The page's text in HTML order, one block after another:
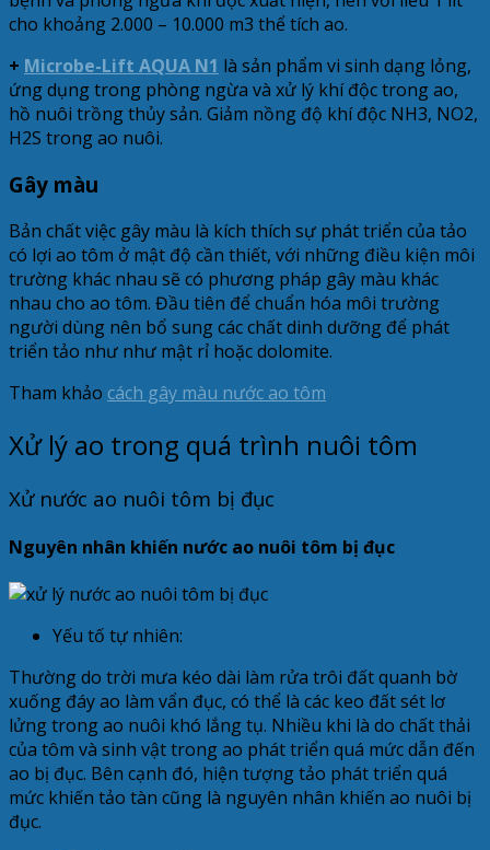
cho khoảng 2.000 – 10.000 m3 thể tích ao.
+ Microbe-Lift AQUA N1 là sản phẩm vi sinh dạng lỏng,
ứng dụng trong phòng ngừa và xử lý khí độc trong ao,
hồ nuôi trồng thủy sản. Giảm nồng độ khí độc NH3, NO2,
H2S trong ao nuôi.
Gây màu
Bản chất việc gây màu là kích thích sự phát triển của tảo
có lợi ao tôm ở mật độ cần thiết, với những điều kiện môi
trường khác nhau sẽ có phương pháp gây màu khác
nhau cho ao tôm. Đầu tiên để chuẩn hóa môi trường
người dùng nên bổ sung các chất dinh dưỡng để phát
triển tảo như như mật rỉ hoặc dolomite.
Tham khảo cách gây màu nước ao tôm
Xử lý ao trong quá trình nuôi tôm
Xử nước ao nuôi tôm bị đục
Nguyên nhân khiến nước ao nuôi tôm bị đục
Yếu tố tự nhiên:
Thường do trời mưa kéo dài làm rửa trôi đất quanh bờ
xuống đáy ao làm vẩn đục, có thể là các keo đất sét lơ
lửng trong ao nuôi khó lắng tụ. Nhiều khi là do chất thải
của tôm và sinh vật trong ao phát triển quá mức dẫn đến
ao bị đục. Bên cạnh đó, hiện tượng tảo phát triển quá
mức khiến tảo tàn cũng là nguyên nhân khiến ao nuôi bị
đục.